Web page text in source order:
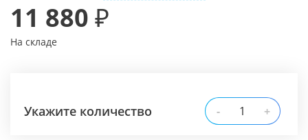
11 880 ₽
На складе
Укажите количество - +